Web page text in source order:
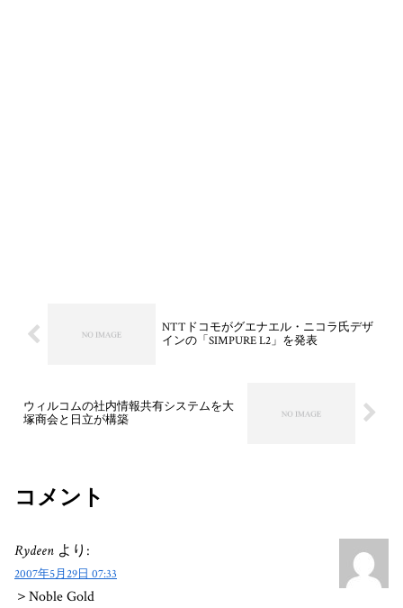
NTTドコモがグエナエル・ニコラ氏デザ
インの「SIMPURE L2」を発表
ウィルコムの社内情報共有システムを大
塚商会と日立が構築
コメント
Rydeen より:
2007年5月29日 07:33
＞Noble Gold